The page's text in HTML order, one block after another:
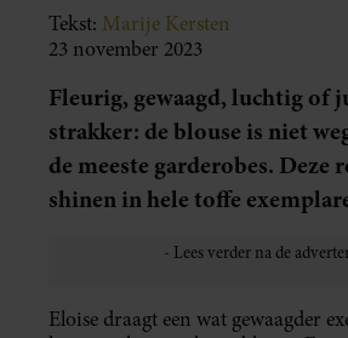
Tekst: Marije Kersten
23 november 2023
Fleurig, gewaagd, luchtig of
strakker: de blouse is niet
de meeste garderobes. Deze
shinen in hele toffe
Eloise draagt een wat gewaagder